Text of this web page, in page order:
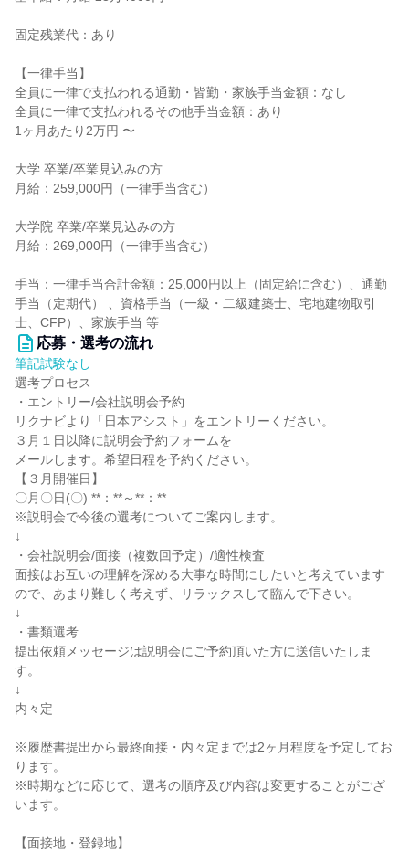
固定残業代：あり
【一律手当】
全員に一律で支払われる通勤・皆勤・家族手当金額：なし
全員に一律で支払われるその他手当金額：あり
1ヶ月あたり2万円 〜
大学 卒業/卒業見込みの方
月給：259,000円（一律手当含む）
大学院 卒業/卒業見込みの方
月給：269,000円（一律手当含む）
手当：一律手当合計金額：25,000円以上（固定給に含む）、通勤
手当（定期代） 、資格手当（一級・二級建築士、宅地建物取引
士、CFP）、家族手当 等
応募・選考の流れ
筆記試験なし
選考プロセス
・エントリー/会社説明会予約
リクナビより「日本アシスト」をエントリーください。
３月１日以降に説明会予約フォームを
メールします。希望日程を予約ください。
【３月開催日】
〇月〇日(〇) **：**～**：**
※説明会で今後の選考についてご案内します。
↓
・会社説明会/面接（複数回予定）/適性検査
面接はお互いの理解を深める大事な時間にしたいと考えています
ので、あまり難しく考えず、リラックスして臨んで下さい。
↓
・書類選考
提出依頼メッセージは説明会にご予約頂いた方に送信いたしま
す。
↓
内々定
※履歴書提出から最終面接・内々定までは2ヶ月程度を予定してお
ります。
※時期などに応じて、選考の順序及び内容は変更することがござ
います。
【面接地・登録地】